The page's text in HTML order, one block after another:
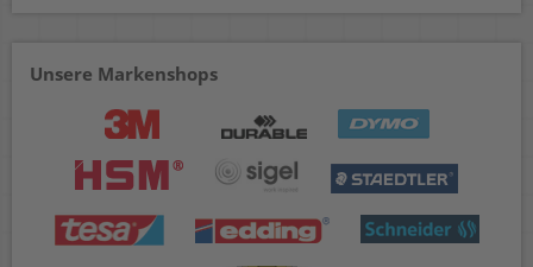
Unsere Markenshops